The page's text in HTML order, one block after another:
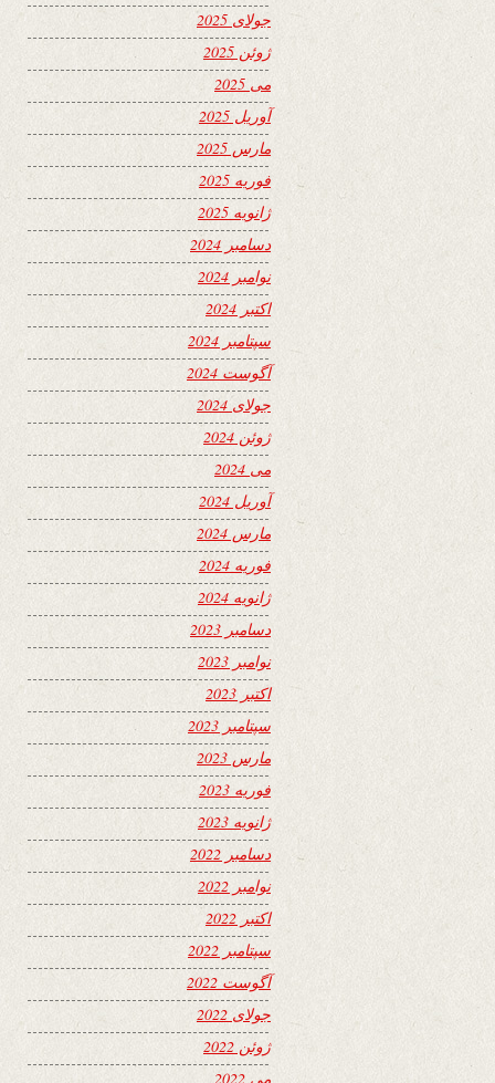
جولای 2025
ژوئن 2025
می 2025
آوریل 2025
مارس 2025
فوریه 2025
ژانویه 2025
دسامبر 2024
نوامبر 2024
اکتبر 2024
سپتامبر 2024
آگوست 2024
جولای 2024
ژوئن 2024
می 2024
آوریل 2024
مارس 2024
فوریه 2024
ژانویه 2024
دسامبر 2023
نوامبر 2023
اکتبر 2023
سپتامبر 2023
مارس 2023
فوریه 2023
ژانویه 2023
دسامبر 2022
نوامبر 2022
اکتبر 2022
سپتامبر 2022
آگوست 2022
جولای 2022
ژوئن 2022
می 2022